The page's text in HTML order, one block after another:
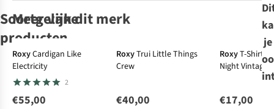
Soortgelijke
producten
-50%
SuperRebel
Ski-Jas Bella
Girls Plain Coat
Meer van dit merk
RoxyCardigan Like
Electricity
2
€55,00
RoxyTrui Little Things
Crew
€40,00
RoxyT-Shirt
Night Vintage
€17,00
je